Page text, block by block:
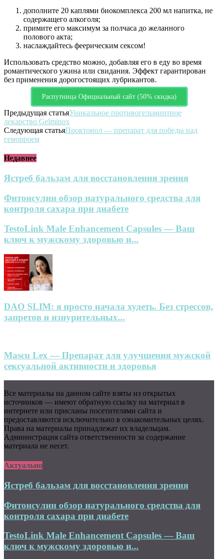
дополните 20 каплями биокомплекса 200 мл напитка, не
содержащего алкоголя;
примите его максимум за полчаса до желанного
полового акта;
наслаждайтесь феерическим сексом!
Использовать средство можно, добавляя его в еду во время
романтического ужина или свидания. Эффект гарантирован
без применения дорогостоящих лубрикантов.
Распутница Официальный сайт (50% скидка)
Предыдущая статьяУникальное противогельминтное
лекарство Gelminox
Следующая статьяПроктонол — препарат для победы над
геморроем
Недавнее
Ястреб бальзам для восстановления зрения
Фитонсулин обзор натурального средства для
контроля сахара при диабете
TestoLink Male Enhancement Capsules — Ваш
ключ к мужскому здоровью и...
DAO SLIM: я просто начала худеть. Без стрессов,
запретов и изнурительных...
Mascu Lex — Препарат для улучшения мужской
сексуальной активности и здоровья
Все материалы на данном сайте взяты из открытых
источников — имеют обратную ссылку на материал в
интернете или присланы посетителями сайта и
предоставляются исключительно в ознакомительных целях.
Права на материалы принадлежат их владельцам.
Администрация сайта ответственности за содержание
материала не несет.
Актуально
Ястреб бальзам для восстановления зрения
Фитонсулин обзор натурального средства для
контроля сахара при диабете
TestoLink Male Enhancement Capsules — Ваш
ключ к мужскому здоровью и...